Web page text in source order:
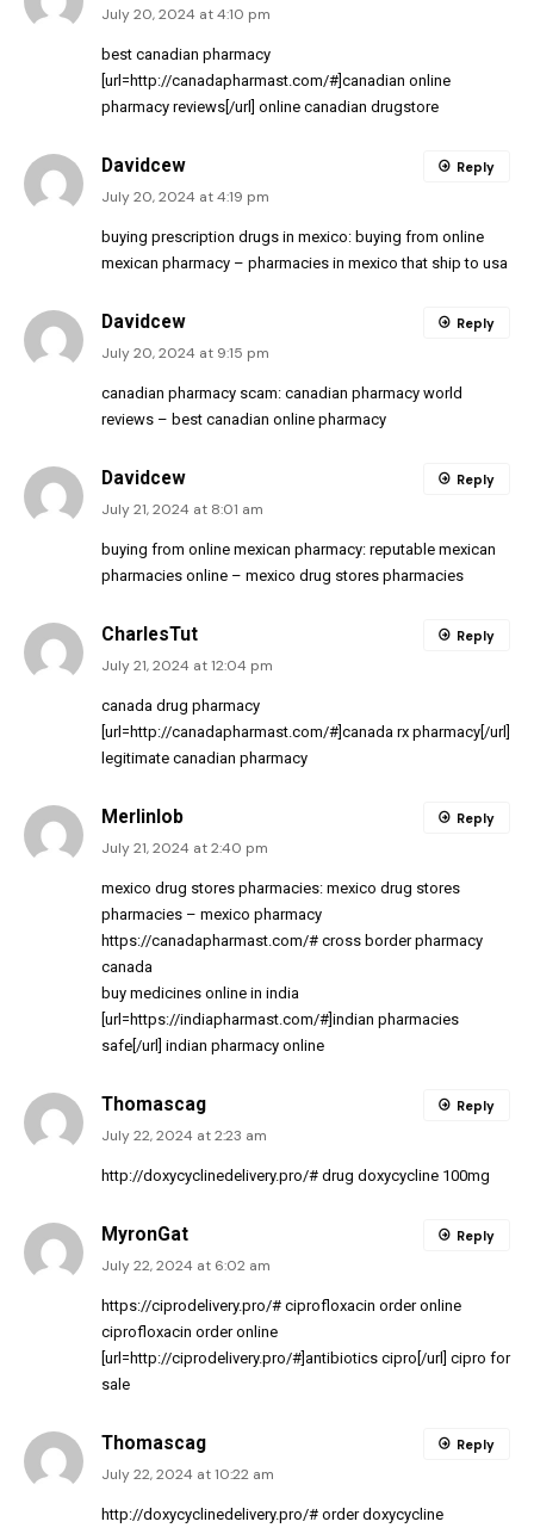
July 20, 2024 at 4:10 pm
best canadian pharmacy
[url=http://canadapharmast.com/#]canadian online
pharmacy reviews[/url] online canadian drugstore
Davidcew
July 20, 2024 at 4:19 pm
buying prescription drugs in mexico: buying from online
mexican pharmacy – pharmacies in mexico that ship to usa
Reply
Davidcew
July 20, 2024 at 9:15 pm
canadian pharmacy scam: canadian pharmacy world
reviews – best canadian online pharmacy
Reply
Davidcew
July 21, 2024 at 8:01 am
buying from online mexican pharmacy: reputable mexican
pharmacies online – mexico drug stores pharmacies
Reply
CharlesTut
July 21, 2024 at 12:04 pm
canada drug pharmacy
[url=http://canadapharmast.com/#]canada rx pharmacy[/url]
legitimate canadian pharmacy
Reply
Merlinlob
July 21, 2024 at 2:40 pm
mexico drug stores pharmacies: mexico drug stores
pharmacies – mexico pharmacy
https://canadapharmast.com/# cross border pharmacy
canada
buy medicines online in india
[url=https://indiapharmast.com/#]indian pharmacies
safe[/url] indian pharmacy online
Reply
Thomascag
July 22, 2024 at 2:23 am
http://doxycyclinedelivery.pro/# drug doxycycline 100mg
Reply
MyronGat
July 22, 2024 at 6:02 am
https://ciprodelivery.pro/# ciprofloxacin order online
ciprofloxacin order online
[url=http://ciprodelivery.pro/#]antibiotics cipro[/url] cipro for
sale
Reply
Thomascag
July 22, 2024 at 10:22 am
http://doxycyclinedelivery.pro/# order doxycycline
Reply